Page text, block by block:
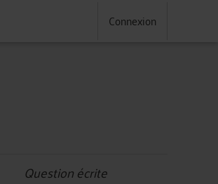
Connexion
Question écrite